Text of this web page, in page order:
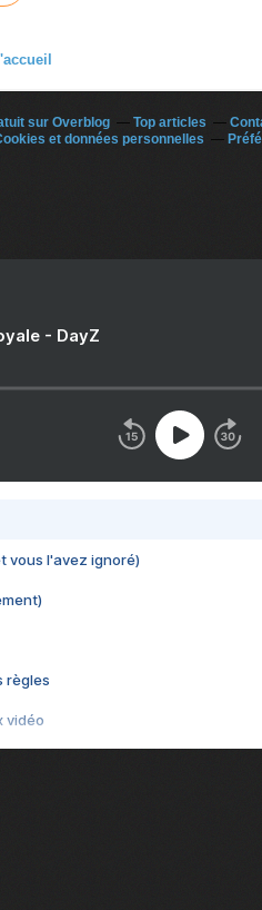
sur Overblog Top articles
et données personnelles
- DayZ
vous l'avez ignoré)
règles
vidéo